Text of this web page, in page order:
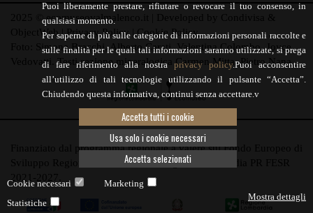
2025 © ecomuseovalmalenco.it | Developed by
ObjectWeb|Privacy Policy|Cookie Policy
Foto: Simone Bracchi, Alberto Carati, Valentina Colombo, Joyce
Vedovatti. Testi sezione mineralogica Carmen Mitta, Pietro Nana.
Finanziato dal programma regionale a valere sul Fondo Europeo di
Sviluppo Regionale 2021/2027 di Regione Lombardia PR FESR
Puoi liberamente prestare, rifiutare o revocare il tuo consenso, in
qualsiasi momento.
Per saperne di più sulle categorie di informazioni personali raccolte e
sulle finalità per le quali tali informazioni saranno utilizzate, si prega
di fare riferimento alla nostra privacy policy.Puoi acconsentire
all’utilizzo di tali tecnologie utilizzando il pulsante “Accetta”.
Chiudendo questa informativa, continui senza accettare.v
Accetta tutti i cookie
Usa solo i cookie necessari
Accetta selezionati
Cookie necessari
Marketing
Statistiche
Mostra dettagli